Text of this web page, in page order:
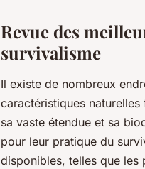
Revue des
survivalisme
Il existe de nombreux
caractéristiques
sa vaste étendue et sa
pour leur pratique du
disponibles, telles que les